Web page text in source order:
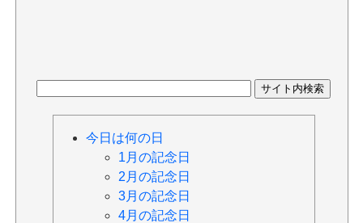
今日は何の日
1月の記念日
2月の記念日
3月の記念日
4月の記念日